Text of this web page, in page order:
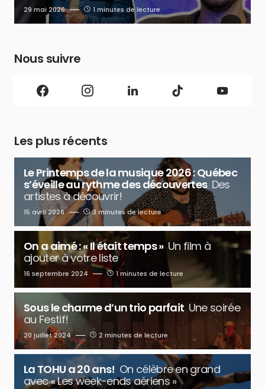
29 mai 2026 1 minutes de lecture
Nous suivre
Les plus récents
Le Printemps de la musique 2026 : Québec
s’éveille au rythme des découvertes Des
artistes à découvrir!
15 avril 2026 3 minutes de lecture
On a aimé : « Il était temps » Un film à
ajouter à votre liste
16 septembre 2024 1 minutes de lecture
Sous le charme d’un trio parfait Une soirée
au Festif!
20 juillet 2024 2 minutes de lecture
La TOHU a 20 ans! On célèbre en grand
avec « Les week-ends aériens »